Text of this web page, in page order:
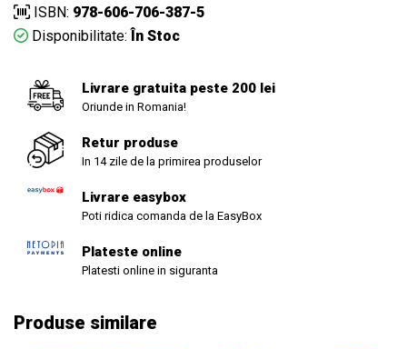
ISBN: 978-606-706-387-5
Disponibilitate: În Stoc
Livrare gratuita peste 200 lei
Oriunde in Romania!
Retur produse
In 14 zile de la primirea produselor
Livrare easybox
Poti ridica comanda de la EasyBox
Plateste online
Platesti online in siguranta
Produse similare